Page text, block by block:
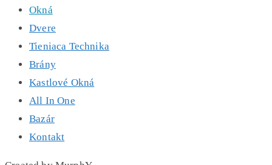
Okná
Dvere
Tieniaca Technika
Brány
Kastlové Okná
All In One
Bazár
Kontakt